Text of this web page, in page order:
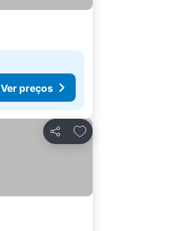
Ver preços
Partilhar
Adicionar aos favoritos